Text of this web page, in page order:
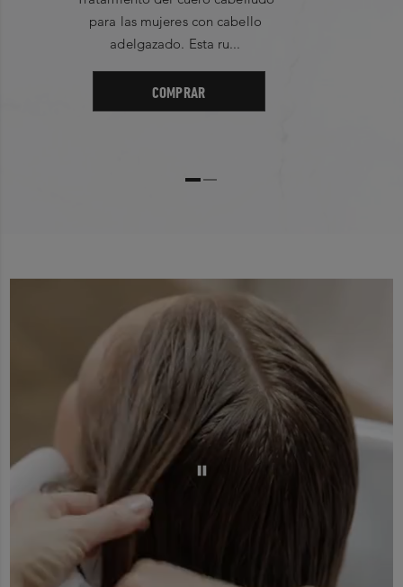
para las mujeres con cabello
adelgazado. Esta ru...
COMPRAR